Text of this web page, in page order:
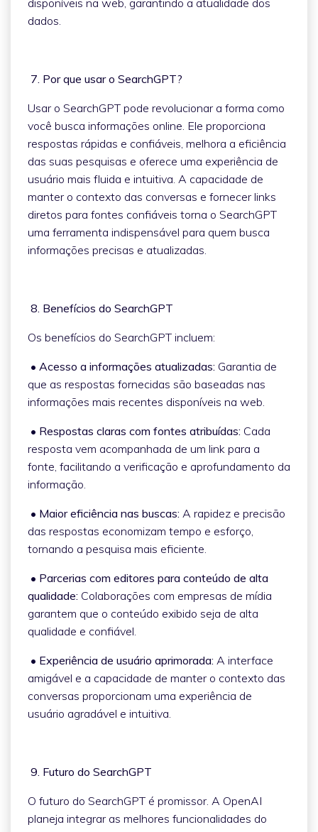
disponíveis na web, garantindo a atualidade dos
dados.
7. Por que usar o SearchGPT?
Usar o SearchGPT pode revolucionar a forma como
você busca informações online. Ele proporciona
respostas rápidas e confiáveis, melhora a eficiência
das suas pesquisas e oferece uma experiência de
usuário mais fluida e intuitiva. A capacidade de
manter o contexto das conversas e fornecer links
diretos para fontes confiáveis torna o SearchGPT
uma ferramenta indispensável para quem busca
informações precisas e atualizadas.
8. Benefícios do SearchGPT
Os benefícios do SearchGPT incluem:
• Acesso a informações atualizadas: Garantia de
que as respostas fornecidas são baseadas nas
informações mais recentes disponíveis na web.
• Respostas claras com fontes atribuídas: Cada
resposta vem acompanhada de um link para a
fonte, facilitando a verificação e aprofundamento da
informação.
• Maior eficiência nas buscas: A rapidez e precisão
das respostas economizam tempo e esforço,
tornando a pesquisa mais eficiente.
• Parcerias com editores para conteúdo de alta
qualidade: Colaborações com empresas de mídia
garantem que o conteúdo exibido seja de alta
qualidade e confiável.
• Experiência de usuário aprimorada: A interface
amigável e a capacidade de manter o contexto das
conversas proporcionam uma experiência de
usuário agradável e intuitiva.
9. Futuro do SearchGPT
O futuro do SearchGPT é promissor. A OpenAI
planeja integrar as melhores funcionalidades do